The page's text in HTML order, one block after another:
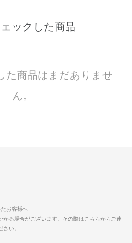
ックした商品
た商品はまだありませ
ん。
お客様へ
かる場合がございます。その際はこちらからご連
い。